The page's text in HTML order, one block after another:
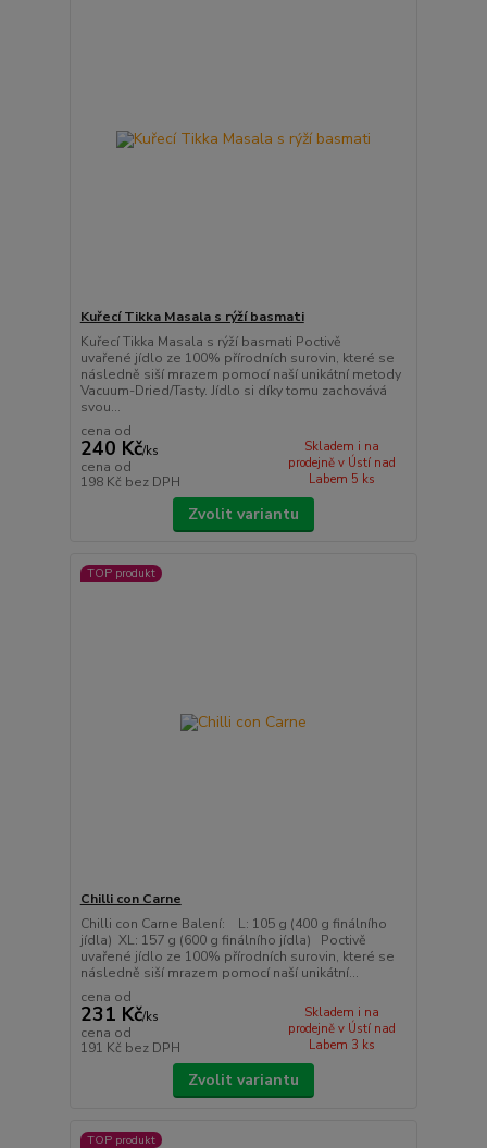
Kuřecí Tikka Masala s rýží basmati
Kuřecí Tikka Masala s rýží basmati Poctivě
uvařené jídlo ze 100% přírodních surovin, které se
následně siší mrazem pomocí naší unikátní metody
Vacuum-Dried/Tasty. Jídlo si díky tomu zachovává
svou...
cena od
240 Kč/ks
cena od
198 Kč bez DPH
Skladem i na
prodejně v Ústí nad
Labem 5 ks
Zvolit variantu
TOP produkt
Chilli con Carne
Chilli con Carne Balení: L: 105 g (400 g finálního
jídla) XL: 157 g (600 g finálního jídla) Poctivě
uvařené jídlo ze 100% přírodních surovin, které se
následně siší mrazem pomocí naší unikátní...
cena od
231 Kč/ks
cena od
191 Kč bez DPH
Skladem i na
prodejně v Ústí nad
Labem 3 ks
Zvolit variantu
TOP produkt